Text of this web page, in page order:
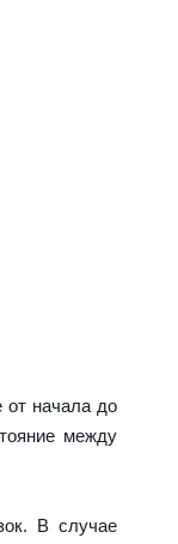
от начала до
между
В случае